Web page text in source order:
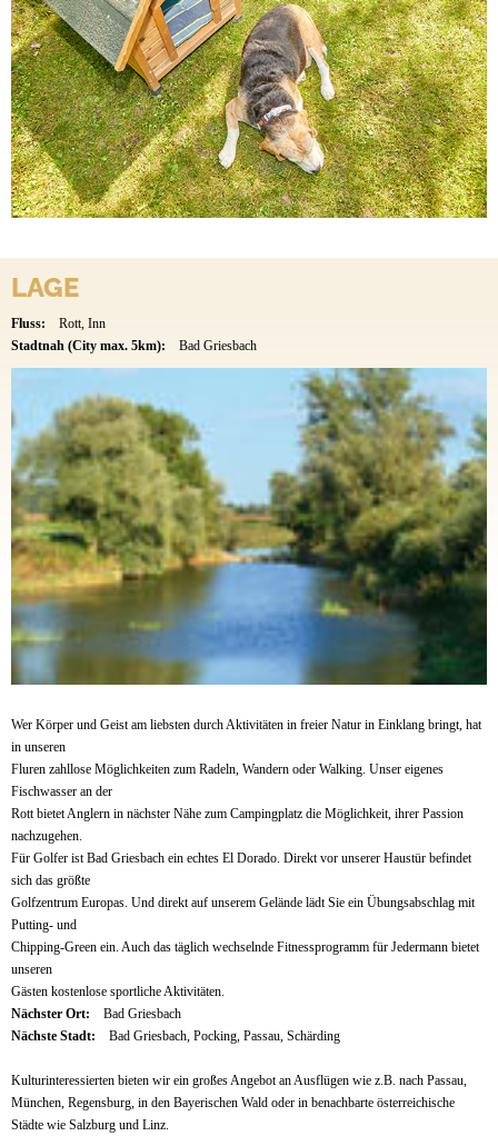
LAGE
Fluss:
Rott, Inn
Stadtnah (City max. 5km):
Bad Griesbach
Wer Körper und Geist am liebsten durch Aktivitäten in freier Natur in Einklang bringt, hat
in unseren
Fluren zahllose Möglichkeiten zum Radeln, Wandern oder Walking. Unser eigenes
Fischwasser an der
Rott bietet Anglern in nächster Nähe zum Campingplatz die Möglichkeit, ihrer Passion
nachzugehen.
Für Golfer ist Bad Griesbach ein echtes El Dorado. Direkt vor unserer Haustür befindet
sich das größte
Golfzentrum Europas. Und direkt auf unserem Gelände lädt Sie ein Übungsabschlag mit
Putting- und
Chipping-Green ein. Auch das täglich wechselnde Fitnessprogramm für Jedermann bietet
unseren
Gästen kostenlose sportliche Aktivitäten.
Nächster Ort:
Bad Griesbach
Nächste Stadt:
Bad Griesbach, Pocking, Passau, Schärding
Kulturinteressierten bieten wir ein großes Angebot an Ausflügen wie z.B. nach Passau,
München, Regensburg, in den Bayerischen Wald oder in benachbarte österreichische
Städte wie Salzburg und Linz.